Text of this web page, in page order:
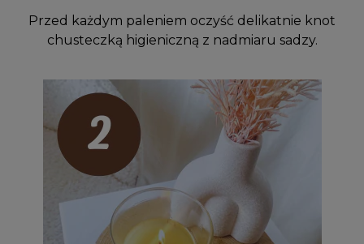
Przed każdym paleniem oczyść delikatnie knot
chusteczką higieniczną z nadmiaru sadzy.